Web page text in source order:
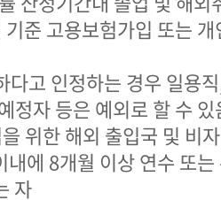
준 고용보험가입 또는 개
다고 인정하는 경우 일용
정자 등은 예외로 할 수 있
위한 해외 출입국 및 비
에 8개월 이상 연수 또는
자